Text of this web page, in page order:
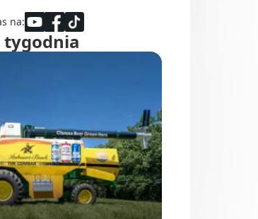
na:
tygodnia